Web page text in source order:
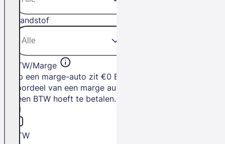
Brandstof
BTW/Marge
Op een marge-auto zit €0 BTW. Het
voordeel van een marge auto is dat je
geen BTW hoeft te betalen.
BTW